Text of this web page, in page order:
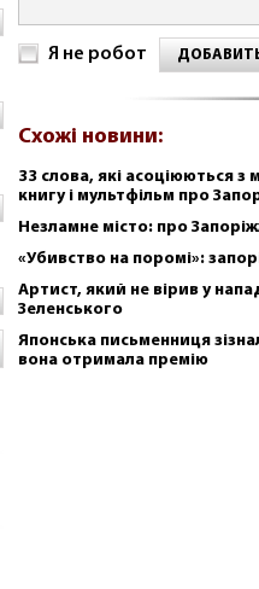
Я не робот
Схожі новини:
33 слова, які асоціюються з
книгу і мультфільм про
Незламне місто: про
«Убивство на поромі»:
Артист, який не вірив у
Зеленського
Японська письменниця
вона отримала премію